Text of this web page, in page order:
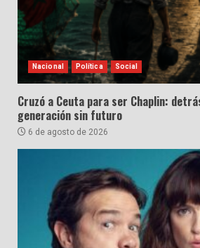
Nacional Política Social
Cruzó a Ceuta para ser Chaplin:
generación sin futuro
6 de agosto de 2026